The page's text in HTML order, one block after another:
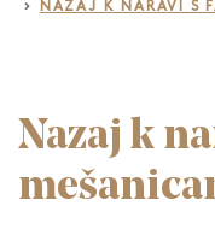
NAZAJ K NARAVI S
Nazaj k